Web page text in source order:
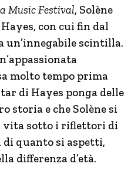
Music Festival, Solène
con cui fin dal
un’innegabile scintilla.
molto tempo prima
di Hayes ponga delle
storia e che Solène si
vita sotto i riflettori di
di quanto si aspetti,
differenza d’età.